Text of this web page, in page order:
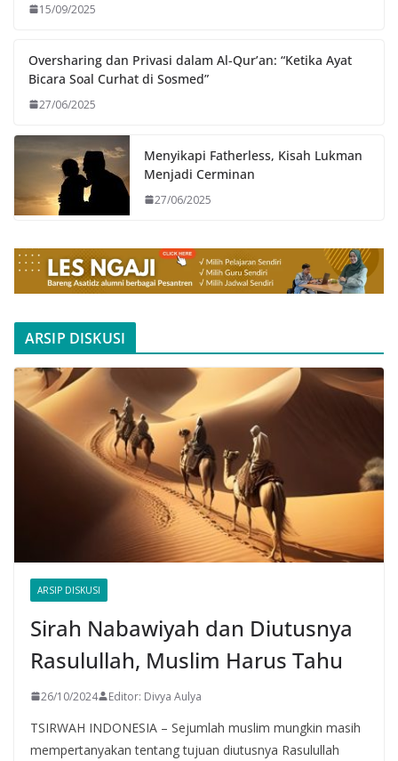
15/09/2025
Oversharing dan Privasi dalam Al-Qur’an: “Ketika Ayat
Bicara Soal Curhat di Sosmed”
27/06/2025
Menyikapi Fatherless, Kisah Lukman
Menjadi Cerminan
27/06/2025
ARSIP DISKUSI
ARSIP DISKUSI
Sirah Nabawiyah dan Diutusnya
Rasulullah, Muslim Harus Tahu
26/10/2024 Editor: Divya Aulya
TSIRWAH INDONESIA – Sejumlah muslim mungkin masih
mempertanyakan tentang tujuan diutusnya Rasulullah